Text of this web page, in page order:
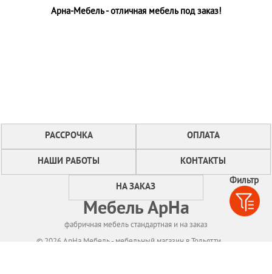
Фильтр
Арна-Мебель - отличная мебель под заказ!
РАССРОЧКА ОПЛАТА
НАШИ РАБОТЫ КОНТАКТЫ
НА ЗАКАЗ
Мебель АрНа
фабричная мебель стандартная и на заказ
© 2026 АрНа Мебель - мебельный магазин в Тольятти